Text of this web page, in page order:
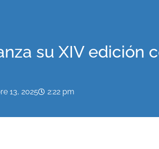
su XIV edición
13, 2025 2:22 pm